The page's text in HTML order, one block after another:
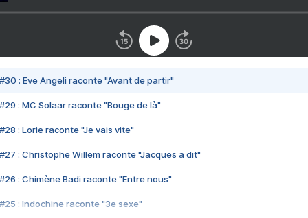
#30 : Eve Angeli raconte "Avant de partir"
#29 : MC Solaar raconte "Bouge de là"
#28 : Lorie raconte "Je vais vite"
#27 : Christophe Willem raconte "Jacques a dit"
#26 : Chimène Badi raconte "Entre nous"
#25 : Indochine raconte "3e sexe"